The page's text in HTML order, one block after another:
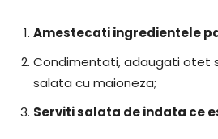
Amestecati ingredientele
Condimentati, adaugati otet
salata cu maioneza;
Serviti salata de indata ce